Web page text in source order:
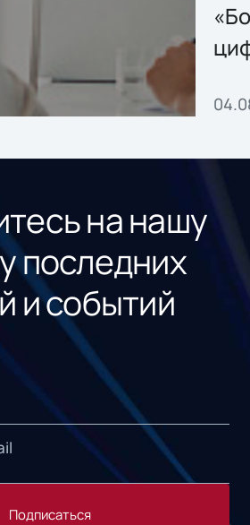
на нашу
последних
и событий
Подписаться